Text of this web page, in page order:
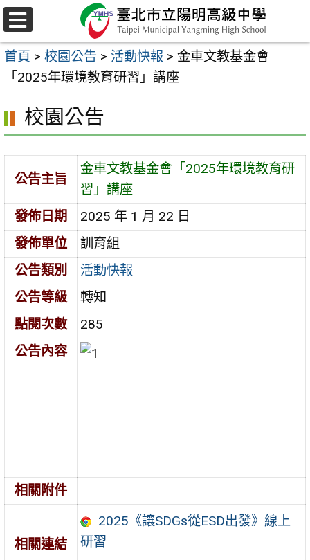
跳
至
主
容
區
選
單
首頁 > 校園公告 > 活動快報 > 金車文教基金會
「2025年環境教育研習」講座
校園公告
公告主旨
金車文教基金會「2025年環境教育研
習」講座
發佈日期
2025 年 1 月 22 日
發佈單位
訓育組
公告類別
活動快報
公告等級
轉知
點閱次數
285
公告內容
相關附件
相關連結
2025《讓SDGs從ESD出發》線上
研習